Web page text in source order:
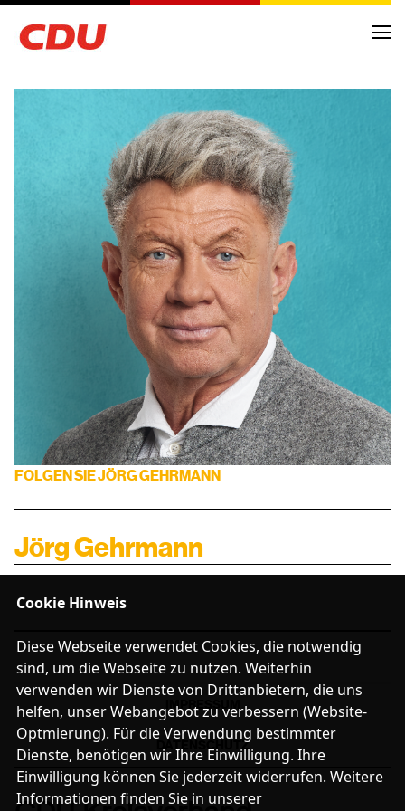
NEWS
ARCHIV
TERMINE
KREISVORSTAND
ORTSVERBÄNDE
FRAKTIONSMITGLIEDER
ANTRÄGE UND ANFRAGEN
BUNDESTAG
LANDTAG
CDU RHEINSBERG
Mitglied werden
LINKS
FACEBOOK-SEITE
FOLGEN SIE JÖRG GEHRMANN
Jörg Gehrmann
IMPRESSUM
DATENSCHUTZ
Cookie Hinweis
Diese Webseite verwendet Cookies, die notwendig
sind, um die Webseite zu nutzen. Weiterhin
verwenden wir Dienste von Drittanbietern, die uns
helfen, unser Webangebot zu verbessern (Website-
Optmierung). Für die Verwendung bestimmter
Dienste, benötigen wir Ihre Einwilligung. Ihre
Einwilligung können Sie jederzeit widerrufen. Weitere
Informationen finden Sie in unserer